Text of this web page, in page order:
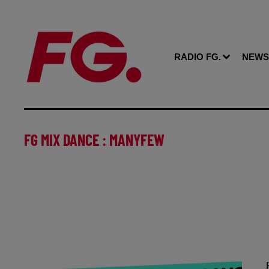
RADIO FG. NEWS
FG MIX DANCE : MANYFEW